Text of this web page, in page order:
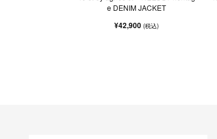
e DENIM JACKET
¥42,900(税込)